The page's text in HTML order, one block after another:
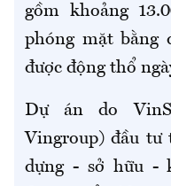
gồm khoảng
phóng mặt bằng
được động thổ
Dự án do
Vingroup) đầu tư
dựng - sở hữu -